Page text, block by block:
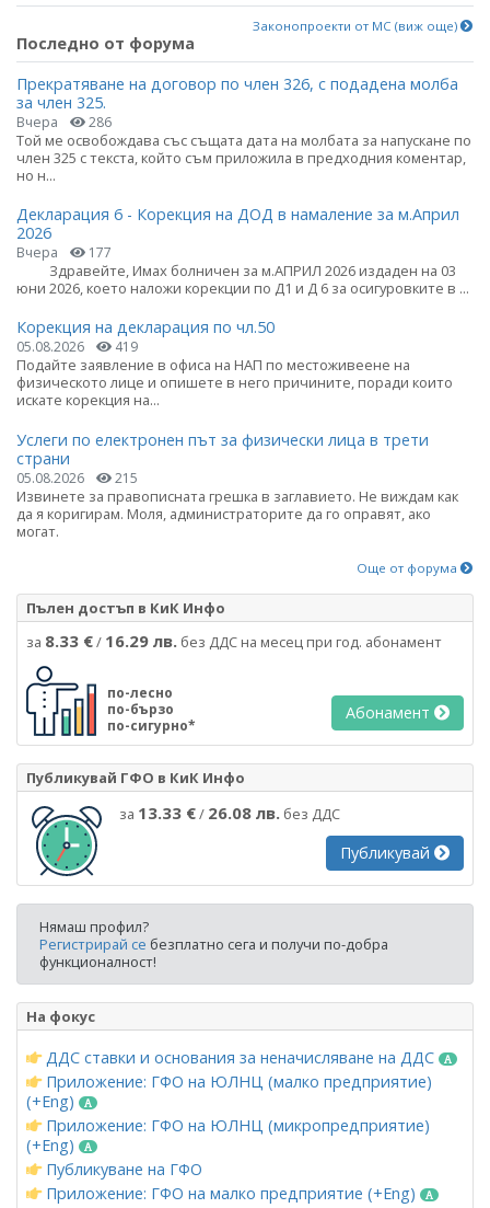
Законопроекти от МС (виж още)
Последно от форума
Прекратяване на договор по член 326, с подадена молба
за член 325.
Вчера 286
Той ме освобождава със същата дата на молбата за напускане по
член 325 с текста, който съм приложила в предходния коментар,
но н...
Декларация 6 - Корекция на ДОД в намаление за м.Април
2026
Вчера 177
Здравейте, Имах болничен за м.АПРИЛ 2026 издаден на 03
юни 2026, което наложи корекции по Д1 и Д 6 за осигуровките в ...
Корекция на декларация по чл.50
05.08.2026 419
Подайте заявление в офиса на НАП по местоживеене на
физическото лице и опишете в него причините, поради които
искате корекция на...
Услеги по електронен път за физически лица в трети
страни
05.08.2026 215
Извинете за правописната грешка в заглавието. Не виждам как
да я коригирам. Моля, администраторите да го оправят, ако
могат.
Още от форума
Пълен достъп в КиК Инфо
за 8.33 €/ 16.29 лв. без ДДС на месец при год. абонамент
по-лесно
по-бързо
по-сигурно*
Абонамент
Публикувай ГФО в КиК Инфо
за 13.33 €/ 26.08 лв. без ДДС
Публикувай
Нямаш профил?
Регистрирай се безплатно сега и получи по-добра
функционалност!
На фокус
ДДС ставки и основания за неначисляване на ДДС
Приложение: ГФО на ЮЛНЦ (малко предприятие)
(+Eng)
Приложение: ГФО на ЮЛНЦ (микропредприятие)
(+Eng)
Публикуване на ГФО
Приложение: ГФО на малко предприятие (+Eng)